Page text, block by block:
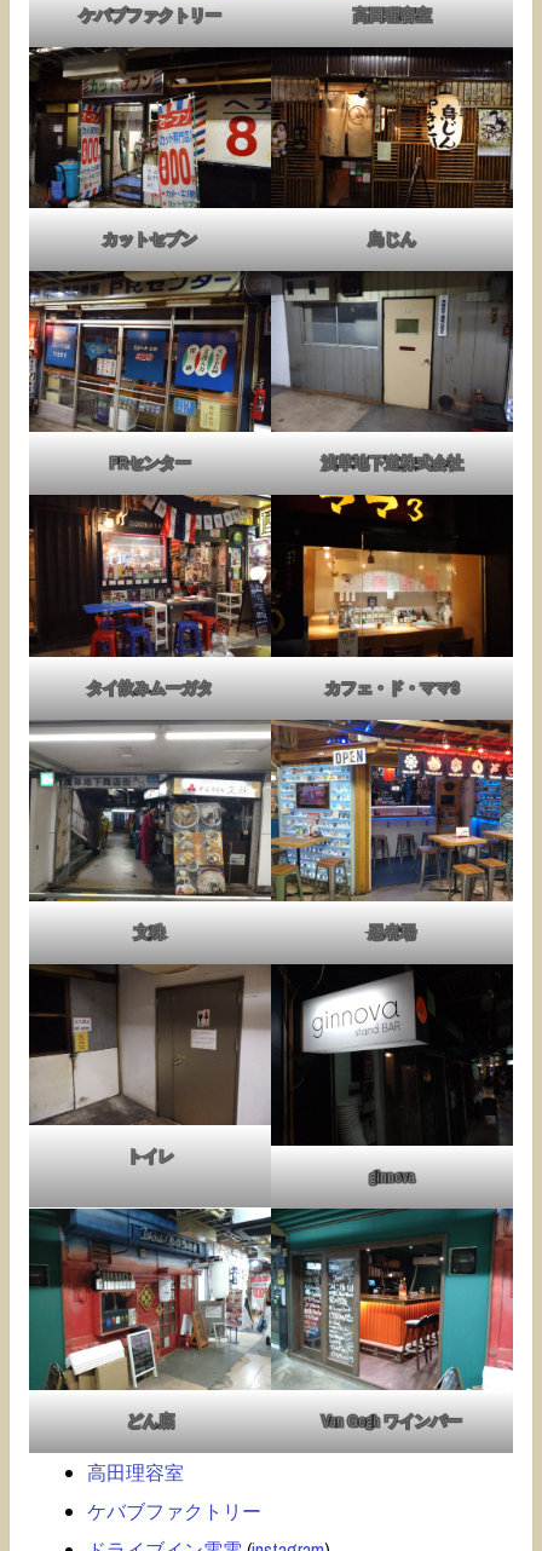
ケバブファクトリー 高田理容室
カットセブン 鳥じん
PRセンター 浅草地下道株式会社
タイ飲みムーガタ カフェ・ド・ママ3
文殊 忍者場
トイレ
ginnova
どん底 Van Gogh ワインバー
高田理容室
ケバブファクトリー